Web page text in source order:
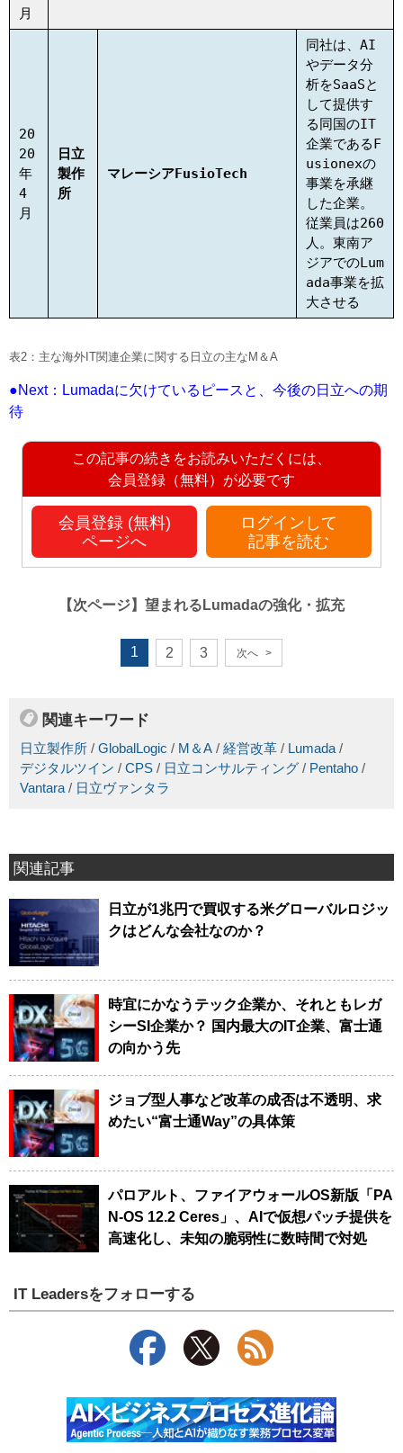
月
20
20
年
4
月
日立
製作
所
マレーシアFusioTech
同社は、AI
やデータ分
析をSaaSと
して提供す
る同国のIT
企業であるF
usionexの
事業を承継
した企業。
従業員は260
人。東南ア
ジアでのLum
ada事業を拡
大させる
表2：主な海外IT関連企業に関する日立の主なM＆A
●Next：Lumadaに欠けているピースと、今後の日立への期
待
この記事の続きをお読みいただくには、
会員登録（無料）が必要です
会員登録 (無料)
ページへ
ログインして
記事を読む
【次ページ】 望まれるLumadaの強化・拡充
1 2 3 次へ >
関連キーワード
日立製作所 / GlobalLogic / M＆A / 経営改革 / Lumada /
デジタルツイン / CPS / 日立コンサルティング / Pentaho /
Vantara / 日立ヴァンタラ
関連記事
日立が1兆円で買収する米グローバルロジッ
クはどんな会社なのか？
時宜にかなうテック企業か、それともレガ
シーSI企業か？ 国内最大のIT企業、富士通
の向かう先
ジョブ型人事など改革の成否は不透明、求
めたい“富士通Way”の具体策
パロアルト、ファイアウォールOS新版「PA
N-OS 12.2 Ceres」、AIで仮想パッチ提供を
高速化し、未知の脆弱性に数時間で対処
IT Leadersをフォローする